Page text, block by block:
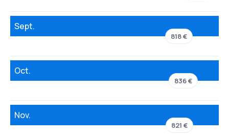
Sept.
818 €
Oct.
836 €
Nov.
821 €